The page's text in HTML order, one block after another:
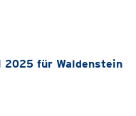
2025 für Waldenstein